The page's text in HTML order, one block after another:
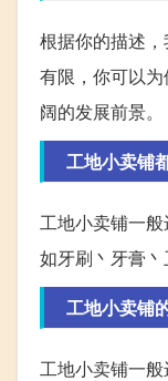
根据你的描述
有限，你可以
阔的发展前景。
工地小卖铺
工地小卖铺一
如牙刷丶牙膏
工地小卖铺
工地小卖铺一